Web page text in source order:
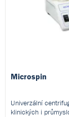
Microspin
Univerzální
klinických i